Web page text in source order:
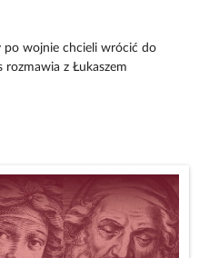
po wojnie chcieli wrócić do
z Łukaszem